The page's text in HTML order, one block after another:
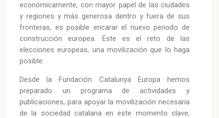
económicamente, con mayor papel de las ciudades
y regiones y más generosa dentro y fuera de sus
fronteras, es posible encarar el nuevo periodo de
construcción europea. Este es el reto de las
elecciones europeas, una movilización que lo haga
posible.
Desde la Fundación Catalunya Europa hemos
preparado un programa de actividades y
publicaciones, para apoyar la movilización necesaria
de la sociedad catalana en este momento clave,